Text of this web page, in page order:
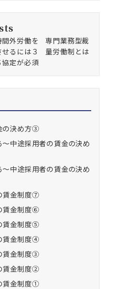
間外労働を
せるには３
協定が必須
専門業務型裁
量労働制とは
の決め方③
中途採用者の賃金の決め
中途採用者の賃金の決め
賃金制度⑦
賃金制度⑥
賃金制度⑤
賃金制度④
賃金制度③
賃金制度②
賃金制度①